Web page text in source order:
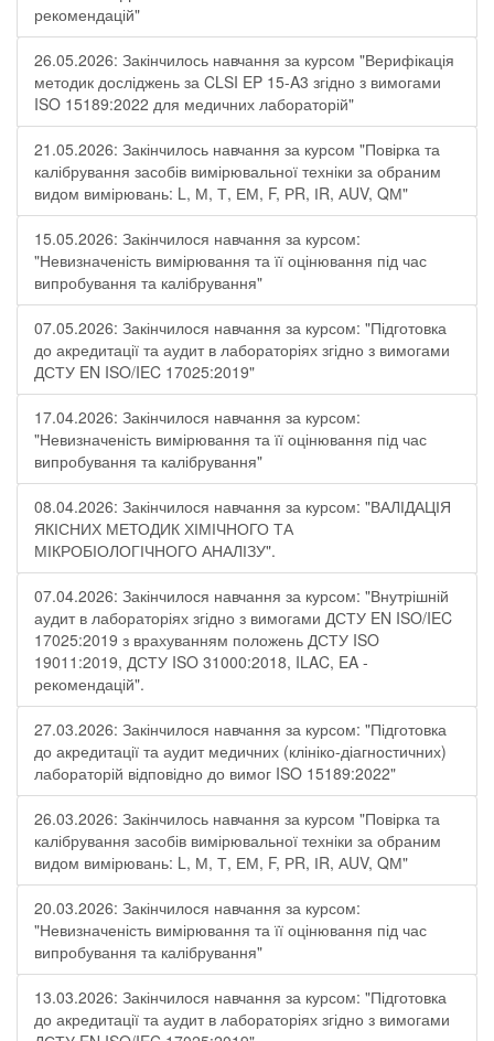
рекомендацій"
26.05.2026: Закінчилось навчання за курсом "Верифікація
методик досліджень за CLSI EP 15-A3 згідно з вимогами
ISO 15189:2022 для медичних лабораторій"
21.05.2026: Закінчилось навчання за курсом "Повірка та
калібрування засобів вимірювальної техніки за обраним
видом вимірювань: L, М, Т, ЕМ, F, РR, ІR, АUV, QМ"
15.05.2026: Закінчилося навчання за курсом:
"Невизначеність вимірювання та її оцінювання під час
випробування та калібрування"
07.05.2026: Закінчилося навчання за курсом: "Підготовка
до акредитації та аудит в лабораторіях згідно з вимогами
ДСТУ EN ISO/IEC 17025:2019"
17.04.2026: Закінчилося навчання за курсом:
"Невизначеність вимірювання та її оцінювання під час
випробування та калібрування"
08.04.2026: Закінчилося навчання за курсом: "ВАЛІДАЦІЯ
ЯКІСНИХ МЕТОДИК ХІМІЧНОГО ТА
МІКРОБІОЛОГІЧНОГО АНАЛІЗУ".
07.04.2026: Закінчилося навчання за курсом: "Внутрішній
аудит в лабораторіях згідно з вимогами ДСТУ EN ISO/IEC
17025:2019 з врахуванням положень ДСТУ ISO
19011:2019, ДСТУ ISO 31000:2018, ILAC, EA -
рекомендацій".
27.03.2026: Закінчилося навчання за курсом: "Підготовка
до акредитації та аудит медичних (клініко-діагностичних)
лабораторій відповідно до вимог ISO 15189:2022"
26.03.2026: Закінчилось навчання за курсом "Повірка та
калібрування засобів вимірювальної техніки за обраним
видом вимірювань: L, М, Т, ЕМ, F, РR, ІR, АUV, QМ"
20.03.2026: Закінчилося навчання за курсом:
"Невизначеність вимірювання та її оцінювання під час
випробування та калібрування"
13.03.2026: Закінчилося навчання за курсом: "Підготовка
до акредитації та аудит в лабораторіях згідно з вимогами